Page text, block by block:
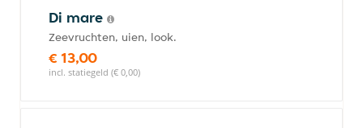
Di mare
Zeevruchten, uien, look.
€ 13,00
incl. statiegeld (€ 0,00)